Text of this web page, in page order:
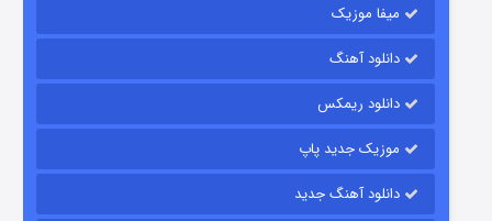
قسمت۱۵ (دوبله) منتشر شد
میفا موزیک
دانلود آهنگ
دانلود ریمکس
موزیک جدید پاپ
دانلود آهنگ جدید